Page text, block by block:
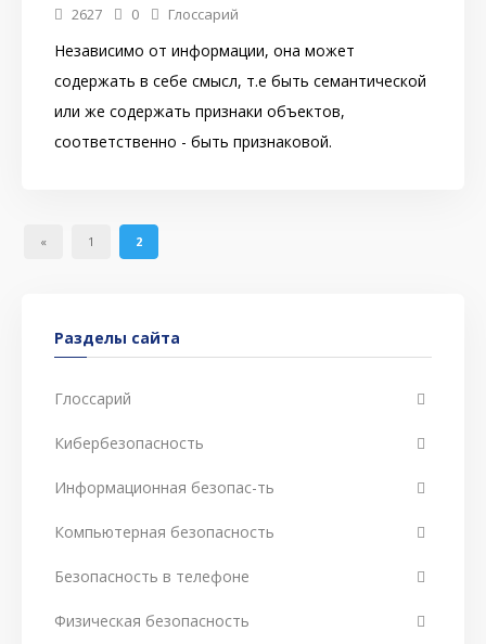
2627 0 Глоссарий
Независимо от информации, она может
содержать в себе смысл, т.е быть семантической
или же содержать признаки объектов,
соответственно - быть признаковой.
« 1 2
Разделы сайта
Глоссарий
Кибербезопасность
Информационная безопас-ть
Компьютерная безопасность
Безопасность в телефоне
Физическая безопасность